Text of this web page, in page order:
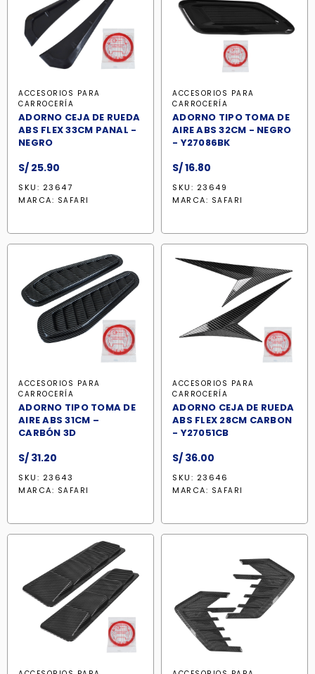
ACCESORIOS PARA
CARROCERÍA
ADORNO CEJA DE RUEDA
ABS FLEX 33CM PANAL -
NEGRO
S/ 25.90
SKU: 23647
MARCA: SAFARI
ACCESORIOS PARA
CARROCERÍA
ADORNO TIPO TOMA DE
AIRE ABS 32CM - NEGRO
- Y27086BK
S/16.80
SKU: 23649
MARCA: SAFARI
ACCESORIOS PARA
CARROCERÍA
ADORNO TIPO TOMA DE
AIRE ABS 31CM –
CARBÓN 3D
S/ 31.20
SKU: 23643
MARCA: SAFARI
ACCESORIOS PARA
CARROCERÍA
ADORNO CEJA DE RUEDA
ABS FLEX 28CM CARBON
- Y27051CB
S/ 36.00
SKU: 23646
MARCA: SAFARI